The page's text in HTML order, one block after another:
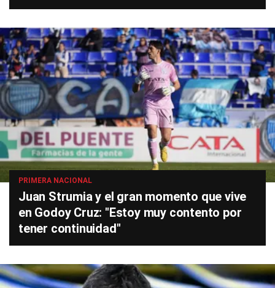
PRIMERA NACIONAL
Juan Strumia y el gran momento que vive
en Godoy Cruz: "Estoy muy contento por
tener continuidad"